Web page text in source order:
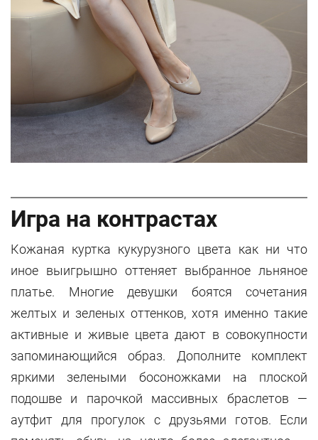
Игра на контрастах
Кожаная куртка кукурузного цвета как ни что
иное выигрышно оттеняет выбранное льняное
платье. Многие девушки боятся сочетания
желтых и зеленых оттенков, хотя именно такие
активные и живые цвета дают в совокупности
запоминающийся образ. Дополните комплект
яркими зелеными босоножками на плоской
подошве и парочкой массивных браслетов —
аутфит для прогулок с друзьями готов. Если